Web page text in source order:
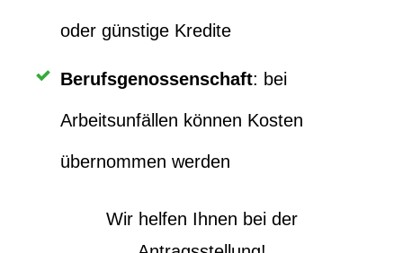
oder günstige Kredite
Berufsgenossenschaft: bei
Arbeitsunfällen können Kosten
übernommen werden
Wir helfen Ihnen bei der